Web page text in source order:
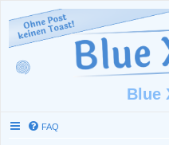
Blue
FAQ